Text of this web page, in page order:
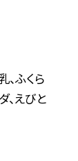
ふくら
、えびと